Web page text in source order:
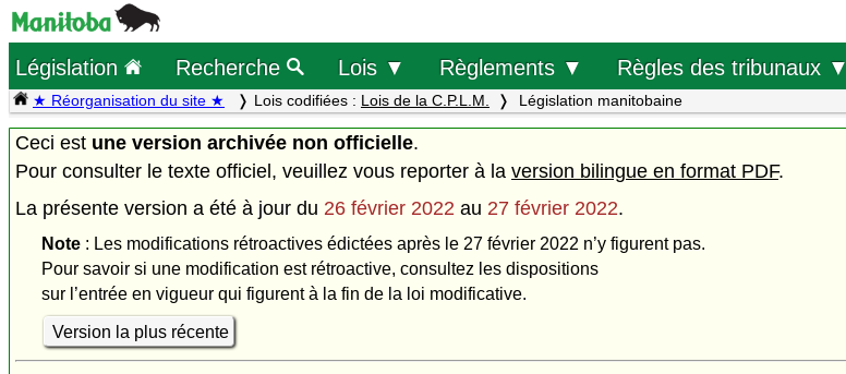
Législation Recherche Lois ▼ Règlements ▼ Règles des tribunaux ▼
★ Réorganisation du site ★ Lois codifiées : Lois de la C.P.L.M. Législation manitobaine
Ceci est une version archivée non officielle.
Pour consulter le texte officiel, veuillez vous reporter à la version bilingue en format PDF.
La présente version a été à jour du 26 février 2022 au 27 février 2022.
Note: Les modifications rétroactives édictées après le 27 février 2022 n’y figurent pas.
Pour savoir si une modification est rétroactive, consultez les dispositions
sur l’entrée en vigueur qui figurent à la fin de la loi modificative.
Version la plus récente